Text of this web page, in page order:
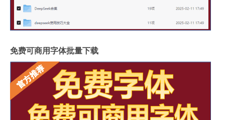
免费可商用字体批量下载